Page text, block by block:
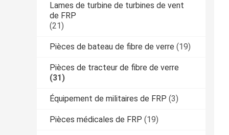
Lames de turbine de turbines de vent
de FRP
(21)
Pièces de bateau de fibre de verre (19)
Pièces de tracteur de fibre de verre
(31)
Équipement de militaires de FRP (3)
Pièces médicales de FRP (19)